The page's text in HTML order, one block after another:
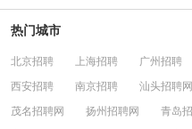
热门城市
北京招聘 上海招聘 广州招聘
西安招聘
南京招聘 汕头招聘网
茂名招聘网
扬州招聘网 青岛